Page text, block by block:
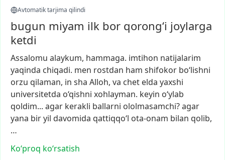
Avtomatik tarjima qilindi
bugun miyam ilk bor qorong‘i joylarga
ketdi
Assalomu alaykum, hammaga. imtihon natijalarim
yaqinda chiqadi. men rostdan ham shifokor bo‘lishni
orzu qilaman, in sha Alloh, va chet elda yaxshi
universitetda o‘qishni xohlayman. keyin o‘ylab
qoldim... agar kerakli ballarni ololmasamchi?agar
yana biryil davomida qattiqqo‘l ota-onam bilan qolib,
…
Ko‘proq koʻrsatish